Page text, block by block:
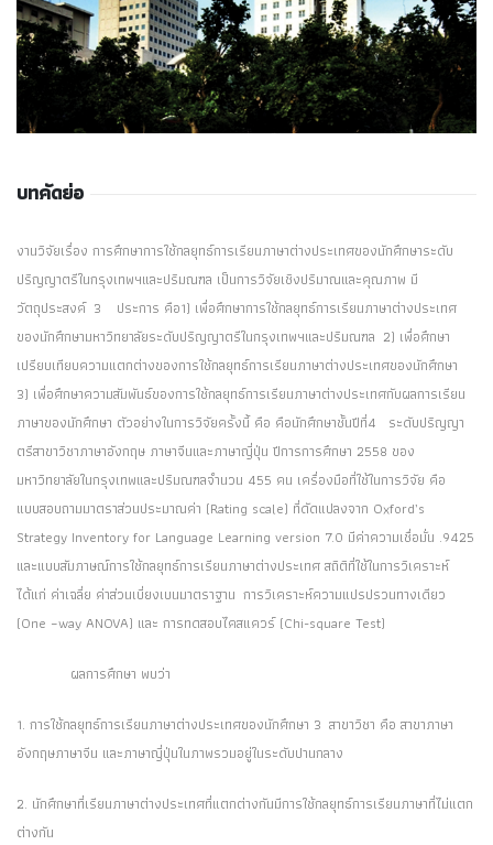
บทคัดย่อ
งานวิจัยเรื่อง การศึกษาการใช้กลยุทธ์การเรียนภาษาต่างประเทศของนักศึกษาระดับ
ปริญญาตรีในกรุงเทพฯและปริมณฑล เป็นการวิจัยเชิงปริมาณและคุณภาพ มี
วัตถุประสงค์ 3 ประการ คือ1) เพื่อศึกษาการใช้กลยุทธ์การเรียนภาษาต่างประเทศ
ของนักศึกษามหาวิทยาลัยระดับปริญญาตรีในกรุงเทพฯและปริมณฑล 2) เพื่อศึกษา
เปรียบเทียบความแตกต่างของการใช้กลยุทธ์การเรียนภาษาต่างประเทศของนักศึกษา
3) เพื่อศึกษาความสัมพันธ์ของการใช้กลยุทธ์การเรียนภาษาต่างประเทศกับผลการเรียน
ภาษาของนักศึกษา ตัวอย่างในการวิจัยครั้งนี้ คือ คือนักศึกษาชั้นปีที่
ระดับปริญญา
ตรีสาขาวิชาภาษาอังกฤษ ภาษาจีนและภาษาญี่ปุ่น ปีการการศึกษา
ของ
มหาวิทยาลัยในกรุงเทพและปริมณฑลจำนวน 455 คน เครื่องมือที่ใช้ในการวิจัย คือ
แบบสอบถามมาตราส่วนประมาณค่า (Rating scale) ที่ดัดแปลงจาก Oxford’s
Strategy Inventory for Language Learning version 7.0 มีค่าความเชื่อมั่น .9425
และแบบสัมภาษณ์การใช้กลยุทธ์การเรียนภาษาต่างประเทศ สถิติที่ใช้ในการวิเคราะห์
ได้แก่ ค่าเฉลี่ย ค่าส่วนเบี่ยงเบนมาตราฐาน การวิเคราะห์ความแปรปรวนทางเดียว
(One –way ANOVA) และ การทดสอบไคสแควร์ (Chi-square Test)
ผลการศึกษา พบว่า
1. การใช้กลยุทธ์การเรียนภาษาต่างประเทศของนักศึกษา 3 สาขาวิชา คือ สาขาภาษา
อังกฤษภาษาจีน และภาษาญี่ปุ่นในภาพรวมอยู่ในระดับปานกลาง
2. นักศึกษาที่เรียนภาษาต่างประเทศที่แตกต่างกันมีการใช้กลยุทธ์การเรียนภาษาที่ไม่แตก
ต่างกัน